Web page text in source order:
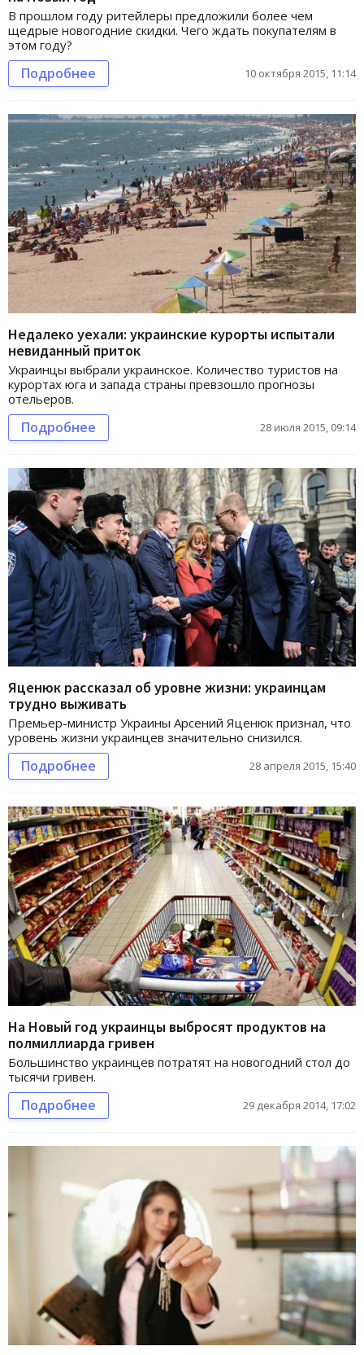
В прошлом году ритейлеры предложили более чем
щедрые новогодние скидки. Чего ждать покупателям в
этом году?
Подробнее 10 октября 2015, 11:14
Недалеко уехали: украинские курорты испытали
невиданный приток
Украинцы выбрали украинское. Количество туристов на
курортах юга и запада страны превзошло прогнозы
отельеров.
Подробнее 28 июля 2015, 09:14
Яценюк рассказал об уровне жизни: украинцам
трудно выживать
Премьер-министр Украины Арсений Яценюк признал, что
уровень жизни украинцев значительно снизился.
Подробнее 28 апреля 2015, 15:40
На Новый год украинцы выбросят продуктов на
полмиллиарда гривен
Большинство украинцев потратят на новогодний стол до
тысячи гривен.
Подробнее 29 декабря 2014, 17:02